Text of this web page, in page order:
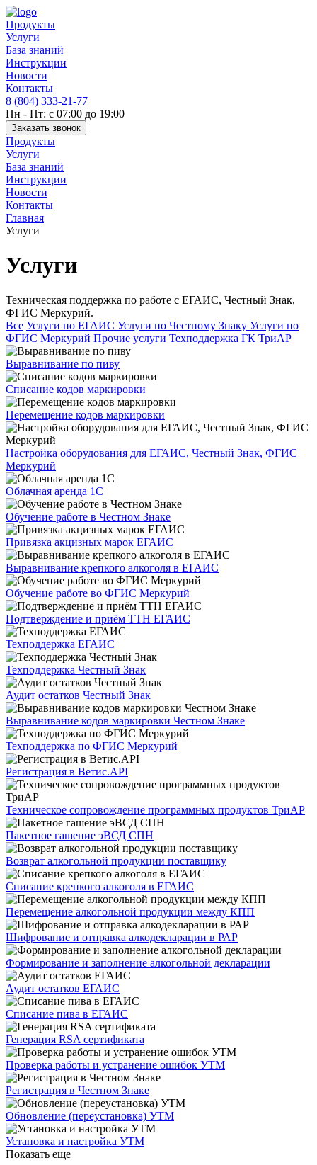
Продукты
Услуги
База знаний
Инструкции
Новости
Контакты
8 (804) 333-21-77
Пн - Пт: с 07:00 до 19:00
Заказать звонок
Продукты
Услуги
База знаний
Инструкции
Новости
Контакты
Главная
Услуги
Услуги
Техническая поддержка по работе с ЕГАИС, Честный Знак,
ФГИС Меркурий.
Все Услуги по ЕГАИС Услуги по Честному Знаку Услуги по
ФГИС Меркурий Прочие услуги Техподдержка ГК ТриАР
Выравнивание по пиву
Списание кодов маркировки
Перемещение кодов маркировки
Настройка оборудования для ЕГАИС, Честный Знак, ФГИС
Меркурий
Облачная аренда 1С
Обучение работе в Честном Знаке
Привязка акцизных марок ЕГАИС
Выравнивание крепкого алкоголя в ЕГАИС
Обучение работе во ФГИС Меркурий
Подтверждение и приём ТТН ЕГАИС
Техподдержка ЕГАИС
Техподдержка Честный Знак
Аудит остатков Честный Знак
Выравнивание кодов маркировки Честном Знаке
Техподдержка по ФГИС Меркурий
Регистрация в Ветис.API
Техническое сопровождение программных продуктов ТриАР
Пакетное гашение эВСД СПН
Возврат алкогольной продукции поставщику
Списание крепкого алкоголя в ЕГАИС
Перемещение алкогольной продукции между КПП
Шифрование и отправка алкодекларации в РАР
Формирование и заполнение алкогольной декларации
Аудит остатков ЕГАИС
Списание пива в ЕГАИС
Генерация RSA сертификата
Проверка работы и устранение ошибок УТМ
Регистрация в Честном Знаке
Обновление (переустановка) УТМ
Установка и настройка УТМ
Показать еще